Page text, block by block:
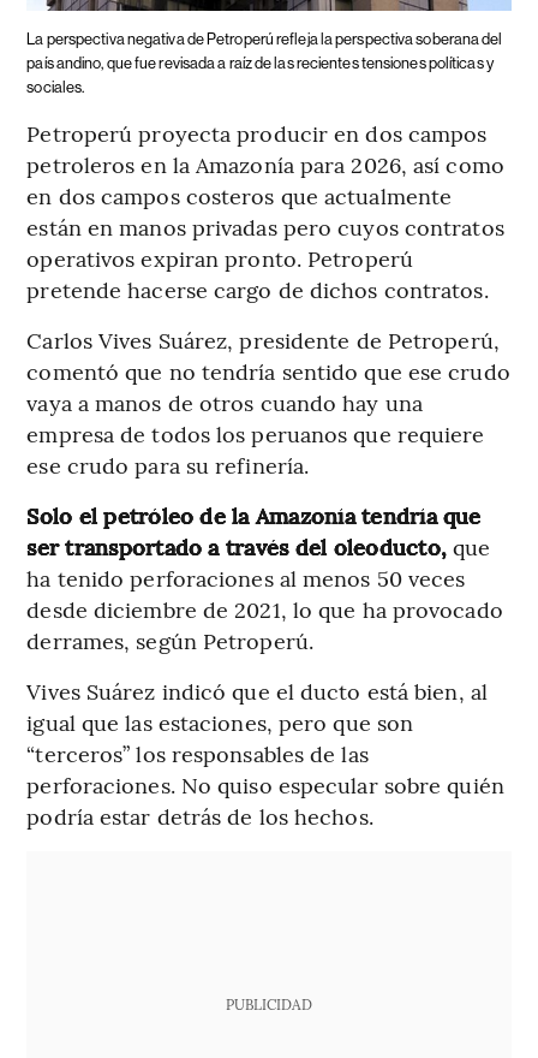
La perspectiva negativa de Petroperú refleja la perspectiva soberana del
país andino, que fue revisada a raíz de las recientes tensiones políticas y
sociales.
Petroperú proyecta producir en dos campos
petroleros en la Amazonía para 2026, así como
en dos campos costeros que actualmente
están en manos privadas pero cuyos contratos
operativos expiran pronto. Petroperú
pretende hacerse cargo de dichos contratos.
Carlos Vives Suárez, presidente de Petroperú,
comentó que no tendría sentido que ese crudo
vaya a manos de otros cuando hay una
empresa de todos los peruanos que requiere
ese crudo para su refinería.
Solo el petróleo de la Amazonía tendría que
ser transportado a través del oleoducto, que
ha tenido perforaciones al menos 50 veces
desde diciembre de 2021, lo que ha provocado
derrames, según Petroperú.
Vives Suárez indicó que el ducto está bien, al
igual que las estaciones, pero que son
“terceros” los responsables de las
perforaciones. No quiso especular sobre quién
podría estar detrás de los hechos.
PUBLICIDAD